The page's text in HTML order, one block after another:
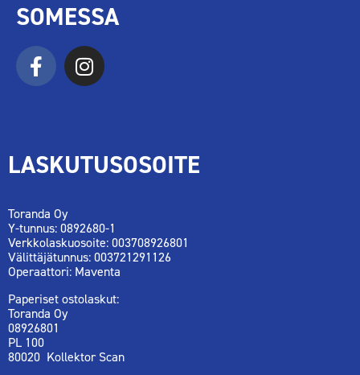
SOMESSA
LASKUTUSOSOITE
Toranda Oy
Y-tunnus: 0892680-1
Verkkolaskuosoite: 003708926801
Välittäjätunnus: 003721291126
Operaattori: Maventa
Paperiset ostolaskut:
Toranda Oy
08926801
PL 100
80020 Kollektor Scan